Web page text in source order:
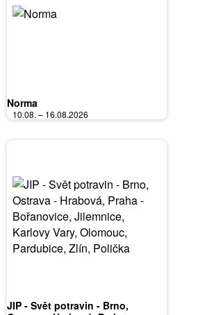
Norma
10.08. – 16.08.2026
JIP - Svět potravin - Brno,